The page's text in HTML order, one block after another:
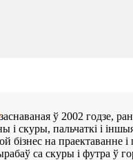
ў 2002 годзе,
скуры, пальчаткі і
бізнес на праектаванне
са скуры і футра ў